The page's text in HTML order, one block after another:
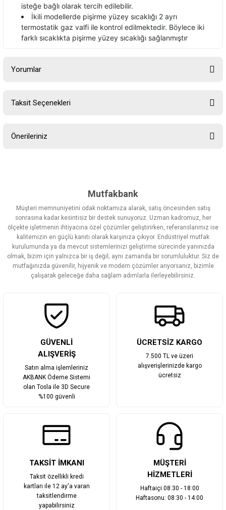
isteğe bağlı olarak tercih edilebilir.
İkili modellerde pişirme yüzey sıcaklığı 2 ayrı
termostatik gaz valfi ile kontrol edilmektedir. Böylece iki
farklı sıcaklıkta pişirme yüzey sıcaklığı sağlanmıştır
Yorumlar
Taksit Seçenekleri
Önerileriniz
Görüş ve önerileriniz için teşekkür ederiz.
Ürün resmi kalitesiz, bozuk veya görüntülenemiyor.
Ürün açıklamasında eksik bilgiler bulunuyor.
Ürün bilgilerinde hatalar bulunuyor.
Ürün fiyatı diğer sitelerden daha pahalı.
Bu ürüne benzer farklı alternatifler olmalı.
Mutfakbank
Müşteri memnuniyetini odak noktamıza alarak, satış öncesinden satış
sonrasına kadar kesintisiz bir destek sunuyoruz. Uzman kadromuz, her
ölçekte işletmenin ihtiyacına özel çözümler geliştirirken, referanslarımız ise
kalitemizin en güçlü kanıtı olarak karşınıza çıkıyor. Endüstriyel mutfak
kurulumunda ya da mevcut sistemlerinizi geliştirme sürecinde yanınızda
olmak, bizim için yalnızca bir iş değil; aynı zamanda bir sorumluluktur. Siz de
mutfağınızda güvenilir, hijyenik ve modern çözümler arıyorsanız, bizimle
çalışarak geleceğe daha sağlam adımlarla ilerleyebilirsiniz.
GÜVENLİ
ALIŞVERİŞ
Satın alma işlemleriniz
AKBANK Ödeme Sistemi
olan Tosla ile 3D Secure
%100 güvenli
ÜCRETSİZ KARGO
7.500 TL ve üzeri
alışverişlerinizde kargo
ücretsiz
TAKSİT İMKANI
Taksit özellikli kredi
kartları ile 12 ay'a varan
taksitlendirme
yapabilirsiniz
MÜŞTERİ
HİZMETLERİ
Haftaiçi 08:30 - 18:00
Haftasonu: 08:30 - 14:00